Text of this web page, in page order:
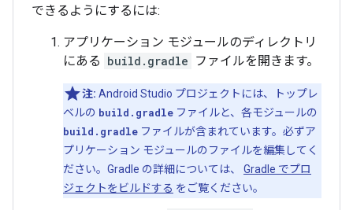
できるようにするには:
アプリケーション モジュールのディレクトリ
にある build.gradle ファイルを開きます。
注: Android Studio プロジェクトには、トップレ
ベルの build.gradle ファイルと、各モジュールの
build.gradle ファイルが含まれています。必ずア
プリケーション モジュールのファイルを編集してく
ださい。Gradle の詳細については、 Gradle でプロ
ジェクトをビルドする をご覧ください。